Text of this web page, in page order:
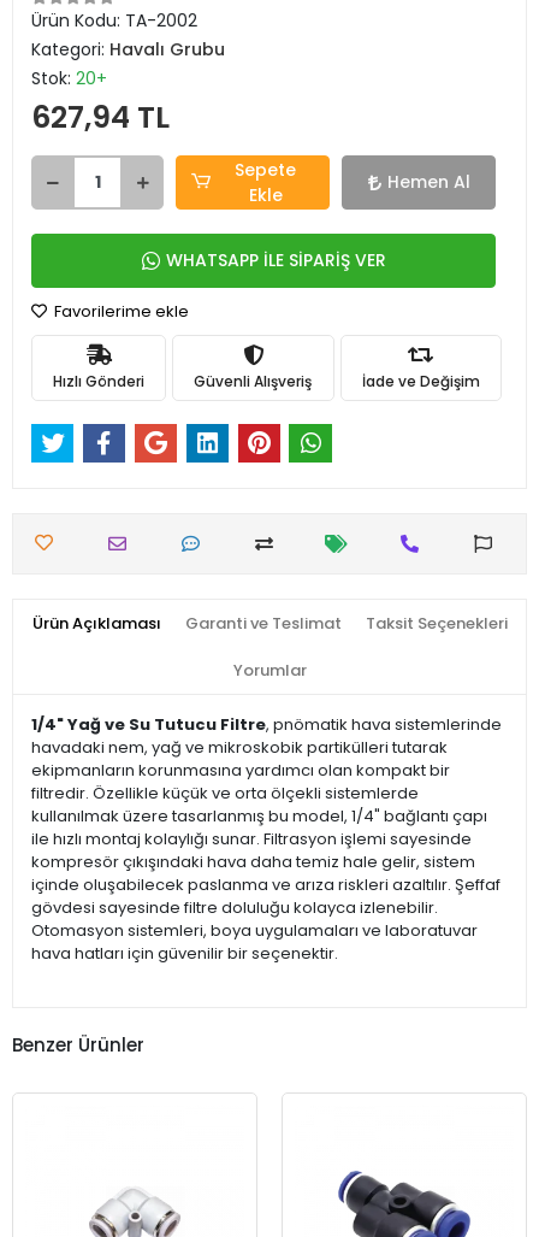
Ürün Kodu: TA-2002
Kategori: Havalı Grubu
Stok: 20+
627,94 TL
Sepete
Ekle
Hemen Al
WHATSAPP İLE SİPARİŞ VER
Favorilerime ekle
Hızlı Gönderi Güvenli Alışveriş İade ve Değişim
Ürün Açıklaması Garanti ve Teslimat Taksit Seçenekleri
Yorumlar
1/4" Yağ ve Su Tutucu Filtre, pnömatik hava sistemlerinde
havadaki nem, yağ ve mikroskobik partikülleri tutarak
ekipmanların korunmasına yardımcı olan kompakt bir
filtredir. Özellikle küçük ve orta ölçekli sistemlerde
kullanılmak üzere tasarlanmış bu model, 1/4" bağlantı çapı
ile hızlı montaj kolaylığı sunar. Filtrasyon işlemi sayesinde
kompresör çıkışındaki hava daha temiz hale gelir, sistem
içinde oluşabilecek paslanma ve arıza riskleri azaltılır. Şeffaf
gövdesi sayesinde filtre doluluğu kolayca izlenebilir.
Otomasyon sistemleri, boya uygulamaları ve laboratuvar
hava hatları için güvenilir bir seçenektir.
Benzer Ürünler